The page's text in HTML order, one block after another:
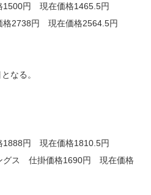
円 現在価格1465.5円
2738円 現在価格2564.5円
なる。
円 現在価格1810.5円
グス 仕掛価格1690円 現在価格